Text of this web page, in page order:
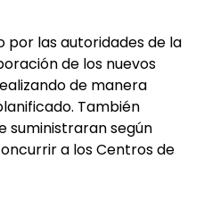
por las autoridades de la
de los nuevos
de manera
También
suministraran según
a los Centros de